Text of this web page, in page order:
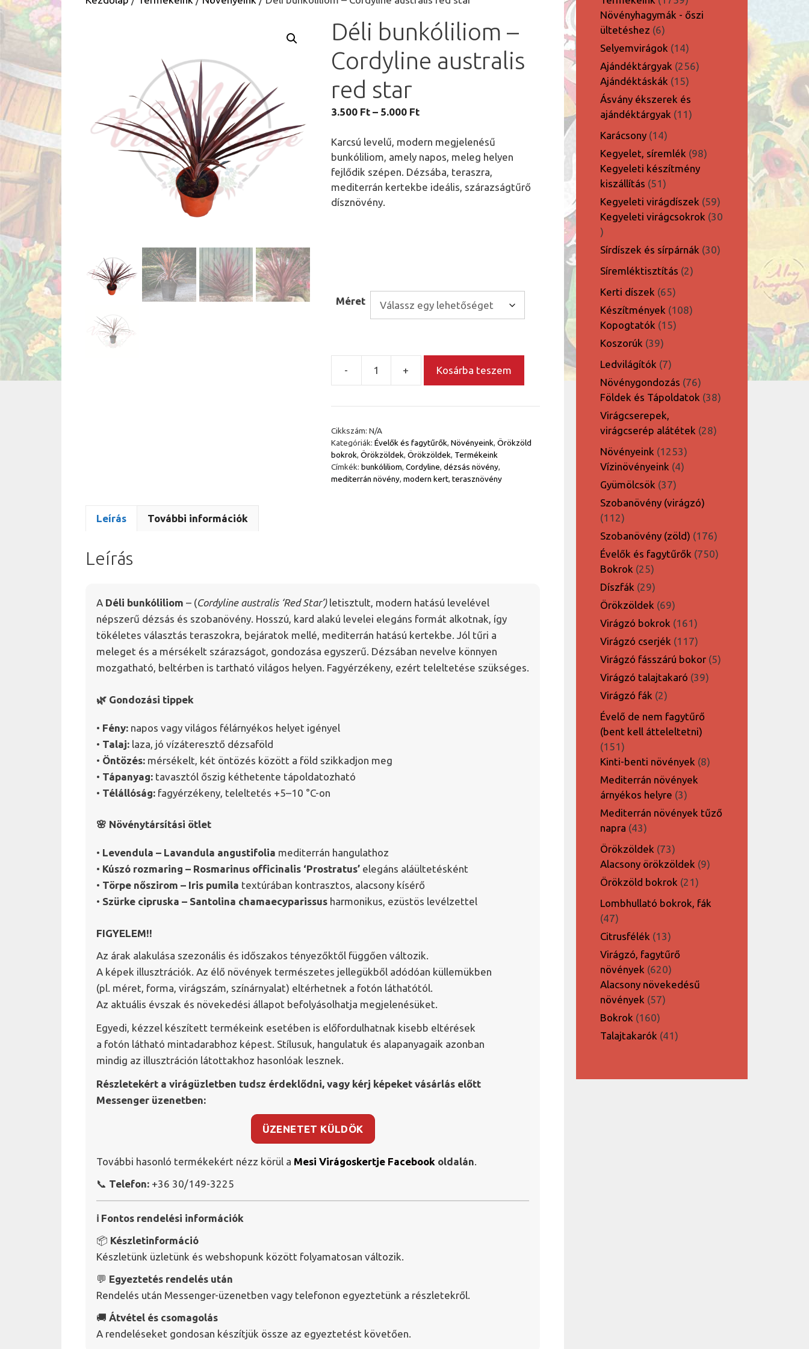
Déli bunkóliliom –
Cordyline australis
red star
3.500 Ft – 5.000 FtÁrtartomány:
-
5.000 Ft
Karcsú levelű, modern megjelenésű
bunkóliliom, amely napos, meleg helyen
fejlődik szépen. Dézsába, teraszra,
mediterrán kertekbe ideális, szárazságtűrő
dísznövény.
Méret
-
-
australis
red
star
mennyiség
+ Kosárba teszem
Cikkszám: N/A
Kategóriák: Évelők és fagytűrők, Növényeink, Örökzöld
bokrok, Örökzöldek, Örökzöldek, Termékeink
Címkék: bunkóliliom, Cordyline, dézsás növény,
mediterrán növény, modern kert, terasznövény
Leírás További információk
Leírás
A Déli bunkóliliom – (Cordyline australis ‘Red Star’) letisztult, modern hatású levelével
népszerű dézsás és szobanövény. Hosszú, kard alakú levelei elegáns formát alkotnak, így
tökéletes választás teraszokra, bejáratok mellé, mediterrán hatású kertekbe. Jól tűri a
meleget és a mérsékelt szárazságot, gondozása egyszerű. Dézsában nevelve könnyen
mozgatható, beltérben is tartható világos helyen. Fagyérzékeny, ezért teleltetése szükséges.
🌿 Gondozási tippek
• Fény: napos vagy világos félárnyékos helyet igényel
• Talaj: laza, jó vízáteresztő dézsaföld
• Öntözés: mérsékelt, két öntözés között a föld szikkadjon meg
• Tápanyag: tavasztól őszig kéthetente tápoldatozható
• Télállóság: fagyérzékeny, teleltetés +5–10 °C-on
🌸 Növénytársítási ötlet
• Levendula – Lavandula angustifolia mediterrán hangulathoz
• Kúszó rozmaring – Rosmarinus officinalis ‘Prostratus’ elegáns aláültetésként
• Törpe nőszirom – Iris pumila textúrában kontrasztos, alacsony kísérő
• Szürke cipruska – Santolina chamaecyparissus harmonikus, ezüstös levélzettel
FIGYELEM!!
Az árak alakulása szezonális és időszakos tényezőktől függően változik.
A képek illusztrációk. Az élő növények természetes jellegükből adódóan küllemükben
(pl. méret, forma, virágszám, színárnyalat) eltérhetnek a fotón láthatótól.
Az aktuális évszak és növekedési állapot befolyásolhatja megjelenésüket.
Egyedi, kézzel készített termékeink esetében is előfordulhatnak kisebb eltérések
a fotón látható mintadarabhoz képest. Stílusuk, hangulatuk és alapanyagaik azonban
mindig az illusztráción látottakhoz hasonlóak lesznek.
Részletekért a virágüzletben tudsz érdeklődni, vagy kérj képeket vásárlás előtt
Messenger üzenetben:
ÜZENETET KÜLDÖK
További hasonló termékekért nézz körül a Mesi Virágoskertje Facebook oldalán.
📞 Telefon: +36 30/149-3225
ℹ️ Fontos rendelési információk
📦 Készletinformáció
Készletünk üzletünk és webshopunk között folyamatosan változik.
💬 Egyeztetés rendelés után
Rendelés után Messenger-üzenetben vagy telefonon egyeztetünk a részletekről.
🚚 Átvétel és csomagolás
A rendeléseket gondosan készítjük össze az egyeztetést követően.
termék
Növényhagymák - őszi
ültetéshez 66
termék
Selyemvirágok 1414
termék
Ajándéktárgyak 256256
Ajándéktáskák 1515
termék
Ásvány ékszerek és
ajándéktárgyak
1111
Karácsony 1414
termék
Kegyelet, síremlék 9898
Kegyeleti készítmény
kiszállítás 5151
termék
Kegyeleti virágdíszek 5959
termék
Kegyeleti virágcsokrok 30
30
termék
Sírdíszek és sírpárnák 3030
Síremléktisztítás 22
Kerti díszek 6565
termék
Készítmények 108108
Kopogtatók 1515
Koszorúk 3939
termék
Ledvilágítók 77
termék
Növénygondozás 7676
termék
Földek és Tápoldatok 3838
Virágcserepek,
virágcserép alátétek 2828
Növényeink 12531253
termék
Vízinövényeink 44
Gyümölcsök 3737
termék
Szobanövény (virágzó)
112112
termék
Szobanövény (zöld) 176176
termék
Évelők és fagytűrők 750750
Bokrok 2525
termék
Díszfák 2929
termék
Örökzöldek 6969
termék
Virágzó bokrok 161161
termék
Virágzó cserjék 117117
termék
Virágzó fásszárú bokor 55
Virágzó talajtakaró 3939
Virágzó fák 22
termék
Évelő de nem fagytűrő
(bent kell átteleltetni)
151151
termék
Kinti-benti növények 88
Mediterrán növények
árnyékos helyre 33
termék
Mediterrán növények tűző
napra 4343
termék
Örökzöldek 7373
termék
Alacsony örökzöldek 99
Örökzöld bokrok 2121
termék
Lombhullató bokrok, fák
4747
termék
Citrusfélék 1313
termék
Virágzó, fagytűrő
növények 620620
termék
Alacsony növekedésű
növények 5757
Bokrok 160160
termék
Talajtakarók 4141